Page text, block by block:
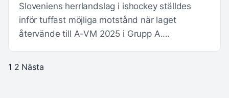
Sloveniens herrlandslag i ishockey ställdes
inför tuffast möjliga motstånd när laget
återvände till A-VM 2025 i Grupp A.…
1 2 Nästa